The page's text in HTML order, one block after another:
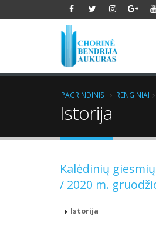
PAGRINDINIS RENGINIAI
Istorija
Kalėdinių
/ 2020 m.
Istorija